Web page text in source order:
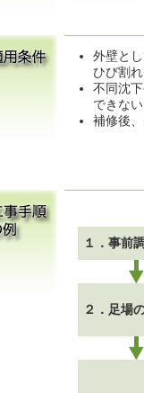
外壁と
ひび割
不同沈
できな
補修後
１．事前
２．足場